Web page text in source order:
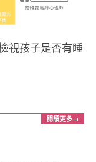
視孩子是否有睡
閱讀更多→